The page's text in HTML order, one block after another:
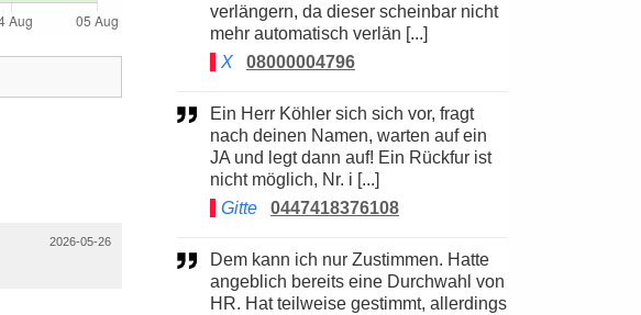
2026-05-26
verlängern, da dieser scheinbar nicht
mehr automatisch verlän [...]
X
08000004796
Ein Herr Köhler sich sich vor, fragt
nach deinen Namen, warten auf ein
JA und legt dann auf! Ein Rückfur ist
nicht möglich, Nr. i [...]
Gitte
0447418376108
Dem kann ich nur Zustimmen. Hatte
angeblich bereits eine Durchwahl von
HR. Hat teilweise gestimmt, allerdings